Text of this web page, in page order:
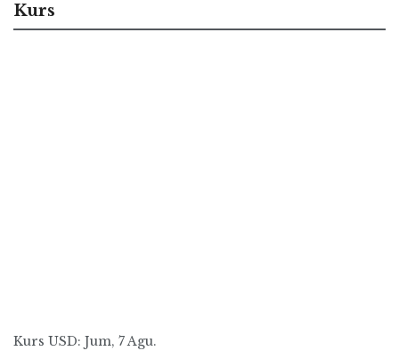
Kurs
Kurs USD: Jum, 7 Agu.